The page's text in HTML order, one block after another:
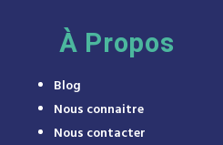
À Propos
Blog
Nous connaitre
Nous contacter